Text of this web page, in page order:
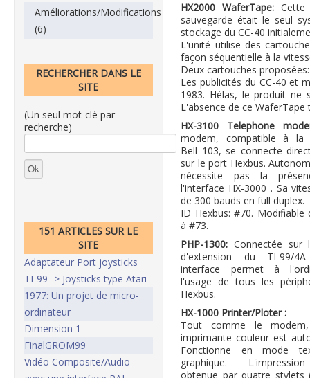
Améliorations/Modifications
(6)
RECHERCHER DANS LE
SITE
(Un seul mot-clé par
recherche)
151 ARTICLES SUR LE
SITE
Adaptateur Port joysticks
TI-99 -> Joysticks type Atari
1977: Un projet de micro-
ordinateur
Dimension 1
FinalGROM99
Vidéo Composite/Audio
HX2000 WaferTape:
sauvegarde était le seul
stockage du CC-40
L'unité utilise des
façon séquentielle à la
Deux cartouches
Les publicités du CC-40 et
1983. Hélas, le produit ne
L'absence de ce
HX-3100 Telephone
modem, compatible à la
Bell 103, se connecte
sur le port Hexbus.
nécessite pas la
l'interface HX-3000 . Sa
de 300 bauds en full duplex.
ID Hexbus: #70. Modifiable
à #73.
PHP-1300:Connectée sur
d'extension du TI-99/
interface permet à
l'usage de tous les
Hexbus.
HX-1000 Printer/Ploter :
Tout comme le
imprimante couleur est
Fonctionne en mode
graphique.
obtenue par quatre stylets